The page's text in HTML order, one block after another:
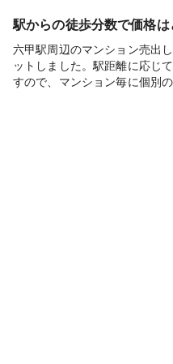
駅からの徒歩分数で価格は
六甲駅周辺のマンション売出
ットしました。駅距離に応じ
すので、マンション毎に個別